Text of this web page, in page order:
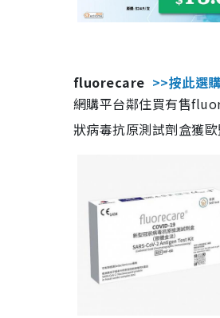
fluorecare >>按此選
網購平台鄰住買有售
狀病毒抗原測試劑盒獲